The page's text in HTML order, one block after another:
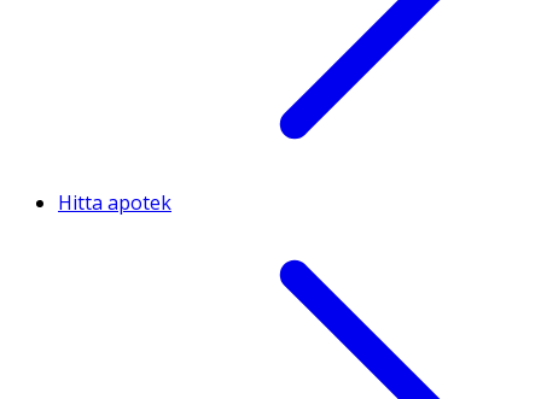
Hitta apotek